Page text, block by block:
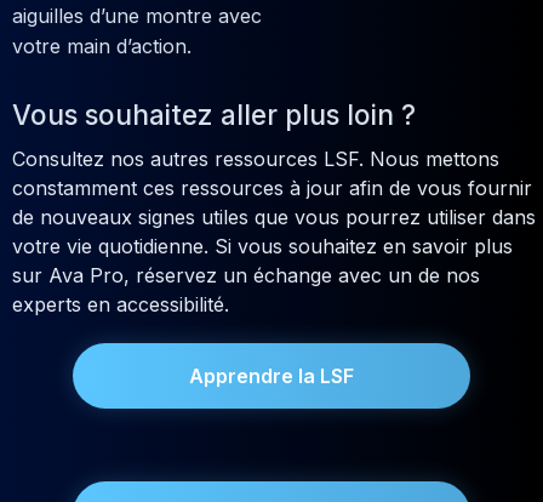
aiguilles d’une montre avec
votre main d’action.
Vous souhaitez aller plus loin ?
Consultez nos autres ressources LSF. Nous mettons
constamment ces ressources à jour afin de vous fournir
de nouveaux signes utiles que vous pourrez utiliser dans
votre vie quotidienne. Si vous souhaitez en savoir plus
sur Ava Pro, réservez un échange avec un de nos
experts en accessibilité.
Apprendre la LSF